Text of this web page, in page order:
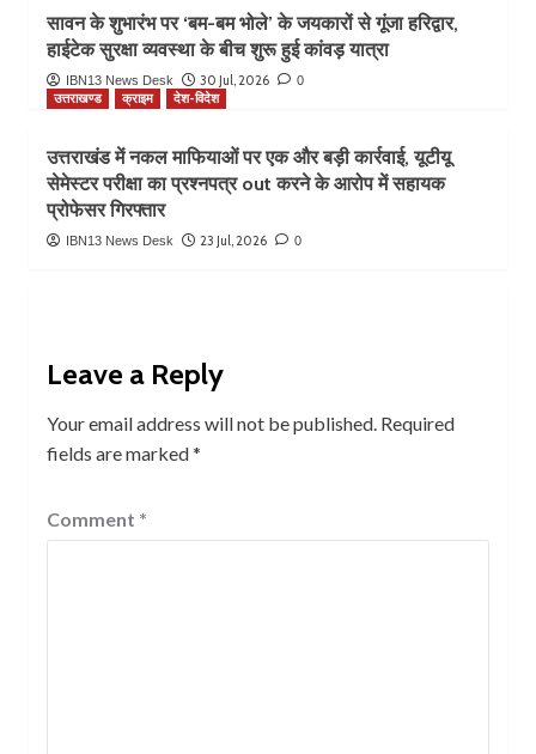
सावन के शुभारंभ पर ‘बम-बम भोले’ के जयकारों से गूंजा हरिद्वार,
हाईटेक सुरक्षा व्यवस्था के बीच शुरू हुई कांवड़ यात्रा
IBN13 News Desk 30 Jul, 2026 0
उत्तराखण्ड क्राइम देश-विदेश
उत्तराखंड में नकल माफियाओं पर एक और बड़ी कार्रवाई, यूटीयू
सेमेस्टर परीक्षा का प्रश्नपत्र out करने के आरोप में सहायक
प्रोफेसर गिरफ्तार
IBN13 News Desk 23 Jul, 2026 0
Leave a Reply
Your email address will not be published. Required
fields are marked*
Comment *